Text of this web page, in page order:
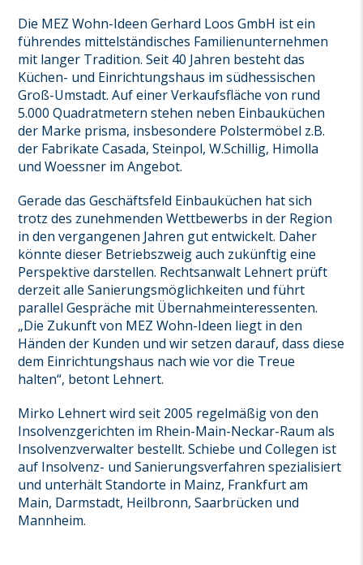
Die MEZ Wohn-Ideen Gerhard Loos GmbH ist ein
führendes mittelständisches Familienunternehmen
mit langer Tradition. Seit 40 Jahren besteht das
Küchen- und Einrichtungshaus im südhessischen
Groß-Umstadt. Auf einer Verkaufsfläche von rund
5.000 Quadratmetern stehen neben Einbauküchen
der Marke prisma, insbesondere Polstermöbel z.B.
der Fabrikate Casada, Steinpol, W.Schillig, Himolla
und Woessner im Angebot.
Gerade das Geschäftsfeld Einbauküchen hat sich
trotz des zunehmenden Wettbewerbs in der Region
in den vergangenen Jahren gut entwickelt. Daher
könnte dieser Betriebszweig auch zukünftig eine
Perspektive darstellen. Rechtsanwalt Lehnert prüft
derzeit alle Sanierungsmöglichkeiten und führt
parallel Gespräche mit Übernahmeinteressenten.
„Die Zukunft von MEZ Wohn-Ideen liegt in den
Händen der Kunden und wir setzen darauf, dass diese
dem Einrichtungshaus nach wie vor die Treue
halten“, betont Lehnert.
Mirko Lehnert wird seit 2005 regelmäßig von den
Insolvenzgerichten im Rhein-Main-Neckar-Raum als
Insolvenzverwalter bestellt. Schiebe und Collegen ist
auf Insolvenz- und Sanierungsverfahren spezialisiert
und unterhält Standorte in Mainz, Frankfurt am
Main, Darmstadt, Heilbronn, Saarbrücken und
Mannheim.